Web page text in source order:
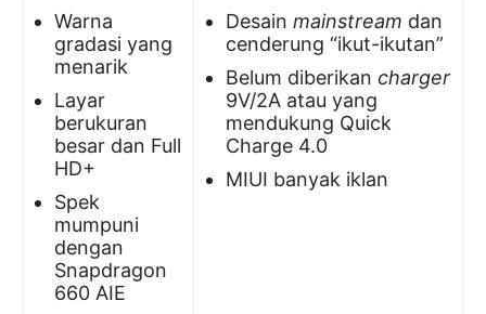
Warna
gradasi yang
menarik
Layar
berukuran
besar dan Full
HD+
Spek
mumpuni
dengan
Snapdragon
660 AIE
Desain mainstream dan
cenderung “ikut-ikutan”
Belum diberikan charger
9V/2A atau yang
mendukung Quick
Charge 4.0
MIUI banyak iklan